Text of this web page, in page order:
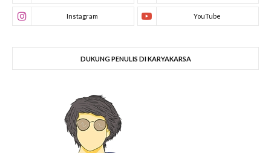
DUKUNG PENULIS DI KARYAKARSA